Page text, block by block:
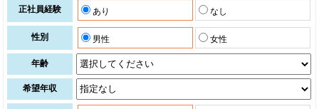
正社員経験 あり なし
性別 男性 女性
年齢
希望年収